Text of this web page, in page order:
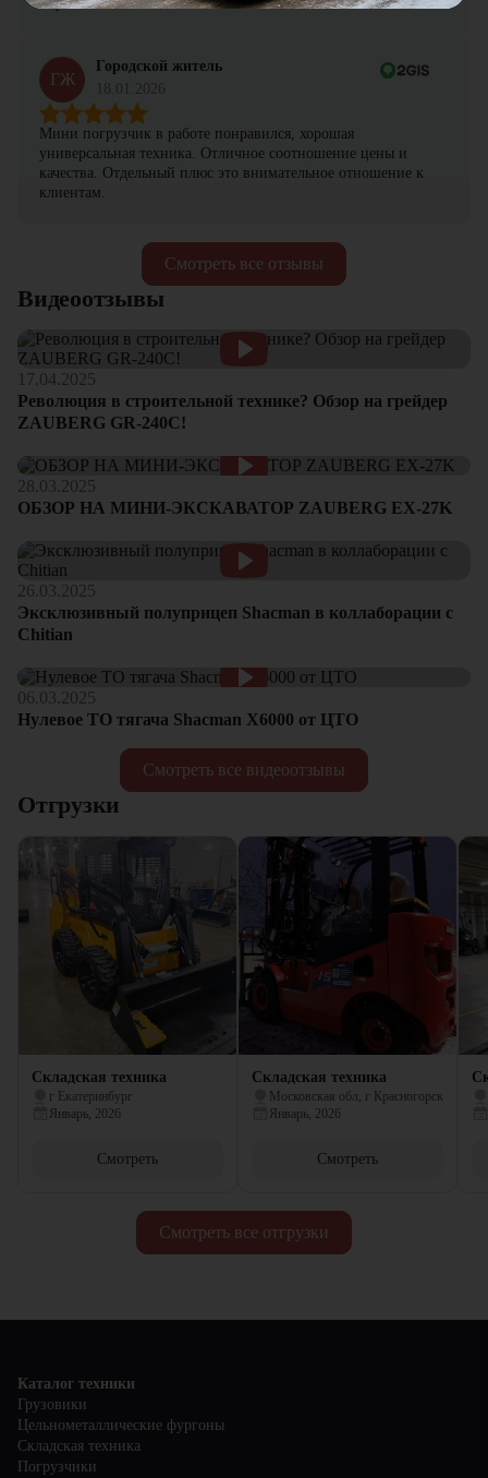
Смотреть все отзывы
ГЖ
Городской житель
Мини погрузчик в работе понравился, хорошая
универсальная техника. Отличное соотношение цены и
качества. Отдельный плюс это внимательное отношение к
клиентам.
Смотреть все видеоотзывы
Видеоотзывы
17.04.2025
Революция в строительной технике? Обзор на грейдер
ZAUBERG GR-240C!
28.03.2025
ОБЗОР НА МИНИ-ЭКСКАВАТОР ZAUBERG EX-27K
26.03.2025
Эксклюзивный полуприцеп Shacman в коллаборации с
Chitian
06.03.2025
Нулевое ТО тягача Shacman Х6000 от ЦТО
Смотреть все отгрузки
Отгрузки
Складская техника
г Екатеринбург
Январь, 2026
Смотреть
Складская техника
Московская обл, г Красногорск
Январь, 2026
Смотреть
Каталог техники
Грузовики
Цельнометаллические фургоны
Складская техника
Погрузчики